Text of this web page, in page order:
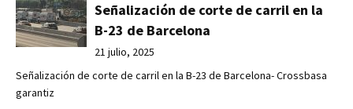
Señalización de corte de carril en la
B-23 de Barcelona
21 julio, 2025
Señalización de corte de carril en la B-23 de Barcelona- Crossbasa
garantiz